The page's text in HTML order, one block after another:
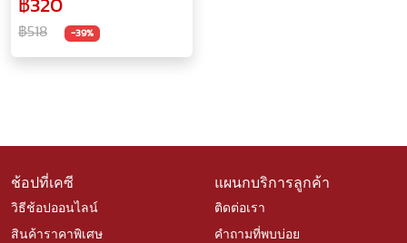
฿320
฿518 -39%
ช้อปที่เคซี
วิธีช้อปออนไลน์
สินค้าราคาพิเศษ
แผนกบริการลูกค้า
ติดต่อเรา
คำถามที่พบบ่อย